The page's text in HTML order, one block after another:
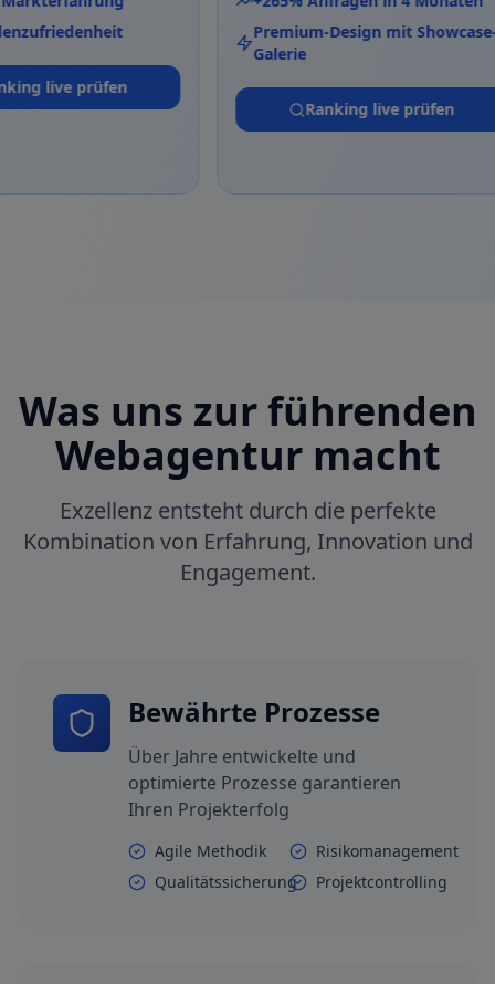
Kundenzufriedenheit
Ranking live prüfen
Premium-Design mit
Galerie
Ranking live
Was uns zur führenden
Webagentur macht
Exzellenz entsteht durch die perfekte
Kombination von Erfahrung, Innovation und
Engagement.
Bewährte Prozesse
Über Jahre entwickelte und
optimierte Prozesse garantieren
Ihren Projekterfolg
Agile Methodik
Risikomanagement
Qualitätssicherung
Projektcontrolling